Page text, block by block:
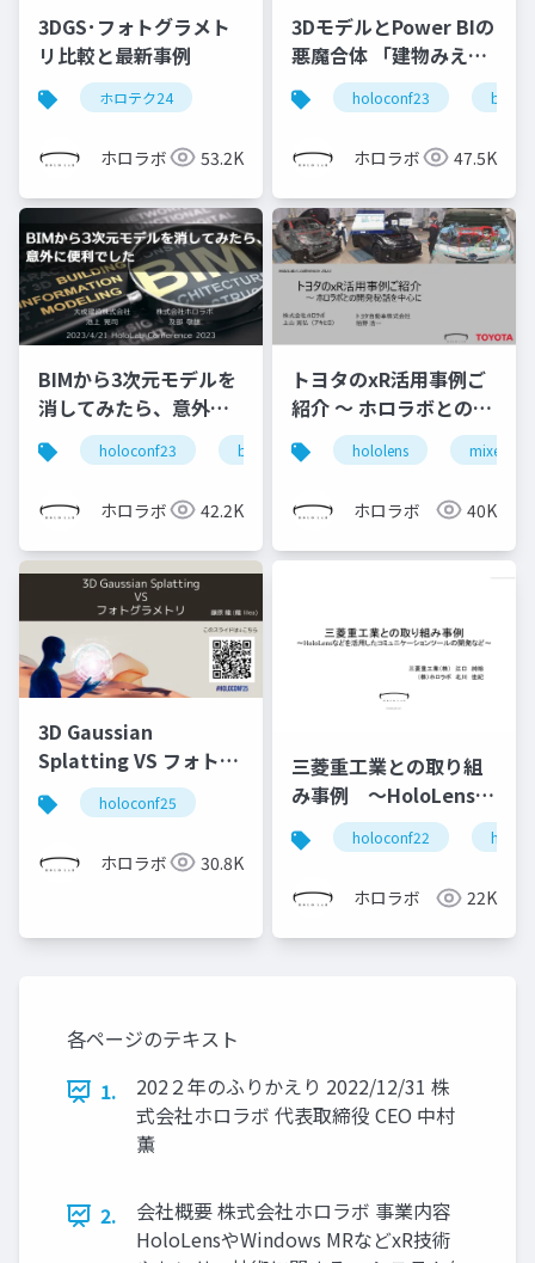
3DGS･フォトグラメト
リ比較と最新事例
ホロテク24
ホロラボ 53.2K
3DモデルとPower BIの
悪魔合体 「建物みえる
くん」をつくってみ
た！
holoconf23 bim
ホロラボ 47.5K
BIMから3次元モデルを
消してみたら、意外に
便利でしたholoconf23 bim
ホロラボ 42.2K
トヨタのxR活用事例ご
紹介 ～ ホロラボとの開
発秘話を中心に (ホロラ
ボカンファレンス 2022
トヨタ自動車株式会社
栢野様 発表スライド)
hololens mixed
ホロラボ 40K
3D Gaussian
Splatting VS フォトグ
ラメトリholoconf25
ホロラボ 30.8K
三菱重工業との取り組
み事例 ～HoloLensな
どを活用した現場向け
コミュニケーションツ
holoconf22
ホロラボ 22K
各ページのテキスト
1.
202２年のふりかえり 2022/12/31 株
式会社ホロラボ 代表取締役 CEO 中村
薫
2.
会社概要 株式会社ホロラボ 事業内容
HoloLensやWindows MRなどxR技術